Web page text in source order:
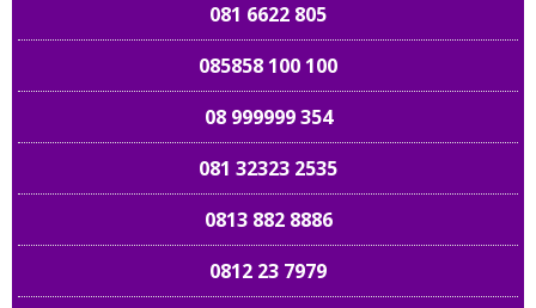
081 6622 805
085858 100 100
08 999999 354
081 32323 2535
0813 882 8886
0812 23 7979